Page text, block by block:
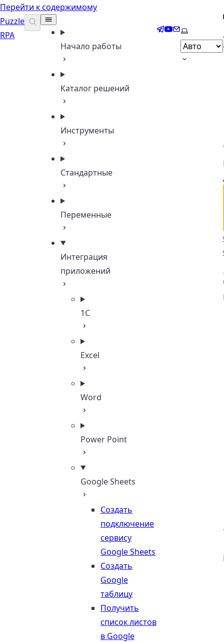
Перейти к содержимому
Puzzle
RPA
Начало работы
Каталог решений
Инструменты
Стандартные
Переменные
Интеграция
приложений
1С
Excel
Word
Power Point
Google Sheets
Создать
подключение
сервису
Google Sheets
Создать
Google
таблицу
Получить
список листов
в Google
Telegram
YouTube
EmailВыберите